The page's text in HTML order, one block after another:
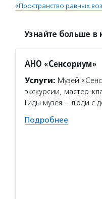
«Пространство равных
Узнайте больше в
АНО «Сенсориум»
Услуги: Музей
экскурсии, мастер-
Гиды музея – люди с
Подробнее